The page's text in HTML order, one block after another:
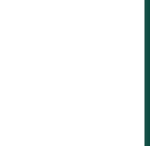
en entreprise :…